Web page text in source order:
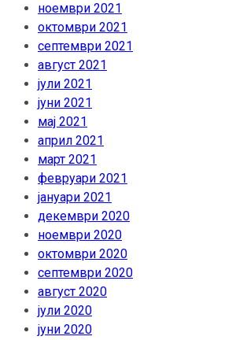
ноември 2021
октомври 2021
септември 2021
август 2021
јули 2021
јуни 2021
мај 2021
април 2021
март 2021
февруари 2021
јануари 2021
декември 2020
ноември 2020
октомври 2020
септември 2020
август 2020
јули 2020
јуни 2020